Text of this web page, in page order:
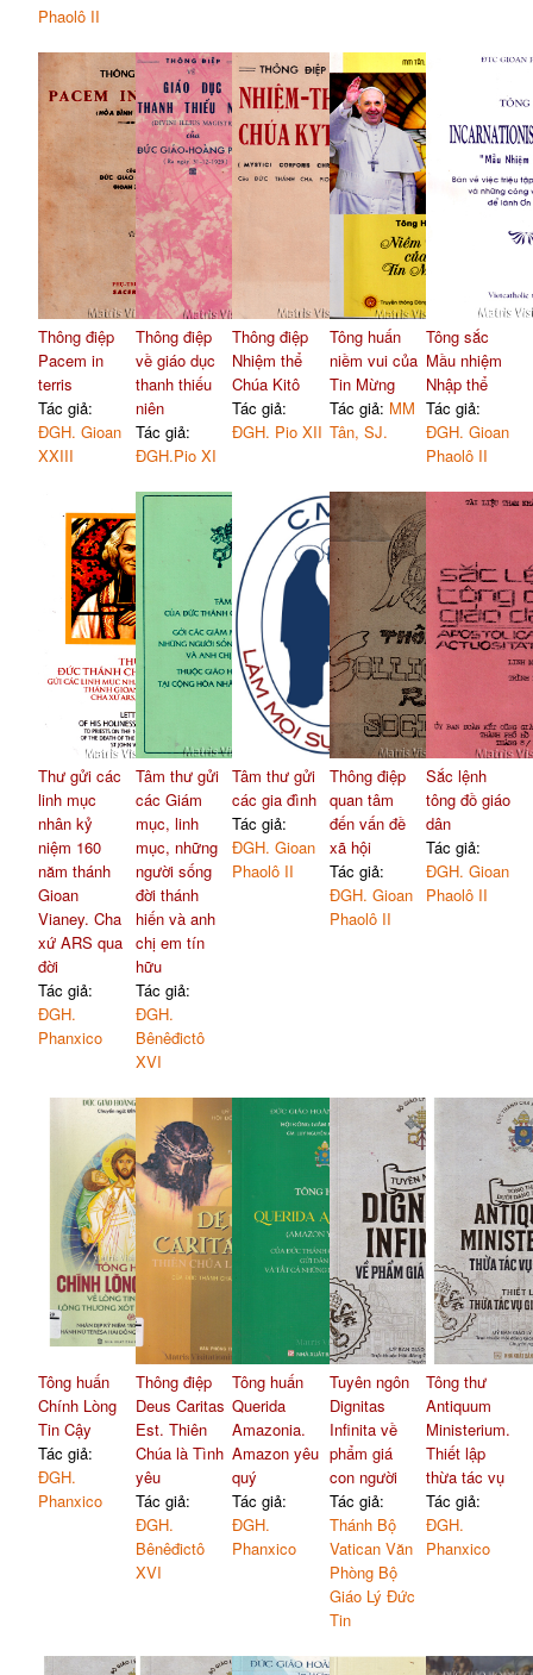
Phaolô II
Thông điệp
Pacem in
terris
Tác giả:
ĐGH. Gioan
XXIII
Thông điệp
về giáo dục
thanh thiếu
niên
Tác giả:
ĐGH.Pio XI
Thông điệp
Nhiệm thể
Chúa Kitô
Tác giả:
ĐGH. Pio XII
Tông huấn
niềm vui của
Tin Mừng
Tác giả: MM
Tân, SJ.
Tông sắc
Mầu nhiệm
Nhập thể
Tác giả:
ĐGH. Gioan
Phaolô II
Thư gửi các
linh mục
nhân kỷ
niệm 160
năm thánh
Gioan
Vianey. Cha
xứ ARS qua
đời
Tác giả:
ĐGH.
Phanxico
Tâm thư gửi
các Giám
mục, linh
mục, những
người sống
đời thánh
hiến và anh
chị em tín
hữu
Tác giả:
ĐGH.
Bênêđictô
XVI
Tâm thư gửi
các gia đình
Tác giả:
ĐGH. Gioan
Phaolô II
Thông điệp
quan tâm
đến vấn đề
xã hội
Tác giả:
ĐGH. Gioan
Phaolô II
Sắc lệnh
tông đồ giáo
dân
Tác giả:
ĐGH. Gioan
Phaolô II
Tông huấn
Chính Lòng
Tin Cậy
Tác giả:
ĐGH.
Phanxico
Thông điệp
Deus Caritas
Est. Thiên
Chúa là Tình
yêu
Tác giả:
ĐGH.
Bênêđictô
XVI
Tông huấn
Querida
Amazonia.
Amazon yêu
quý
Tác giả:
ĐGH.
Phanxico
Tuyên ngôn
Dignitas
Infinita về
phẩm giá
con người
Tác giả:
Thánh Bộ
Vatican Văn
Phòng Bộ
Giáo Lý Đức
Tin
Tông thư
Antiquum
Ministerium.
Thiết lập
thừa tác vụ
Tác giả:
ĐGH.
Phanxico